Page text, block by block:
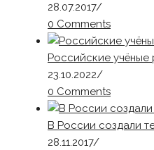
28.07.2017/
0 Comments
Российские
23.10.2022/
0 Comments
В России создали
28.11.2017/